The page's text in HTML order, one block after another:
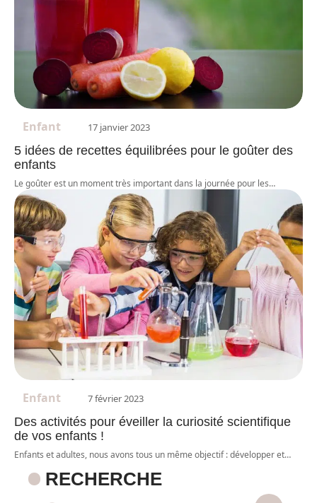
Enfant 17 janvier 2023
5 idées de recettes équilibrées pour le goûter des
enfants
Le goûter est un moment très important dans la journée pour les…
Enfant 7 février 2023
Des activités pour éveiller la curiosité scientifique
de vos enfants !
Enfants et adultes, nous avons tous un même objectif : développer et…
RECHERCHE